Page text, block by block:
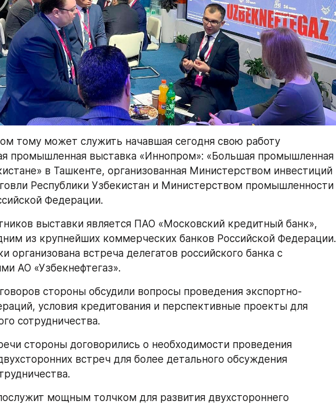
тому может служить начавшая сегодня свою работу
промышленная выставка «Иннопром»: «Большая промышленная
в Ташкенте, организованная Министерством инвестиций
Республики Узбекистан и Министерством промышленности
Федерации.
выставки является ПАО «Московский кредитный банк»,
из крупнейших коммерческих банков Российской Федерации.
организована встреча делегатов российского банка с
АО «Узбекнефтегаз».
стороны обсудили вопросы проведения экспортно-
условия кредитования и перспективные проекты для
сотрудничества.
стороны договорились о необходимости проведения
встреч для более детального обсуждения
мощным толчком для развития двухстороннего